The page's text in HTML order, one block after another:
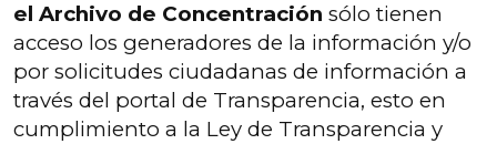
el Archivo de Concentración sólo tienen
acceso los generadores de la información y/o
por solicitudes ciudadanas de información a
través del portal de Transparencia, esto en
cumplimiento a la Ley de Transparencia y